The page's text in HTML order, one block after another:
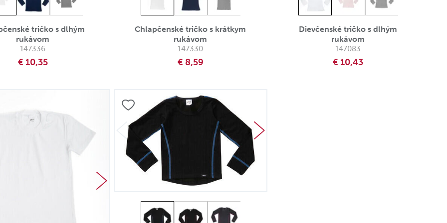
tričko s dlhým
rukávom
147336
€ 10,35
Chlapčenské tričko s krátkym
rukávom
147330
€ 8,59
Dievčenské tričko s dlhým
rukávom
147083
€ 10,43